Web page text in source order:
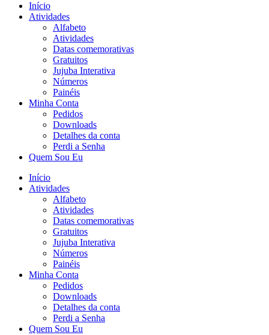
Início
Atividades
Alfabeto
Atividades
Datas comemorativas
Gratuitos
Jujuba Interativa
Números
Painéis
Minha Conta
Pedidos
Downloads
Detalhes da conta
Perdi a Senha
Quem Sou Eu
Início
Atividades
Alfabeto
Atividades
Datas comemorativas
Gratuitos
Jujuba Interativa
Números
Painéis
Minha Conta
Pedidos
Downloads
Detalhes da conta
Perdi a Senha
Quem Sou Eu